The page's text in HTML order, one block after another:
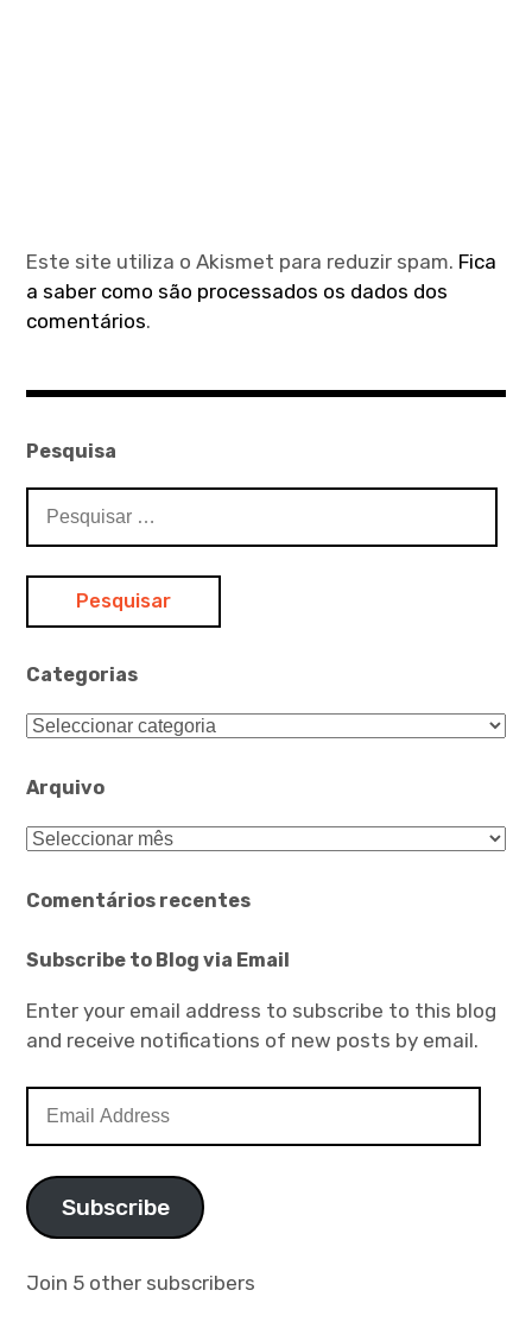
Este site utiliza o Akismet para reduzir spam. Fica
a saber como são processados os dados dos
comentários.
Pesquisa
por:
Categorias
Categorias
Arquivo
Arquivo
Comentários recentes
Subscribe to Blog via Email
Enter your email address to subscribe to this blog
and receive notifications of new posts by email.
Address
Subscribe
Join 5 other subscribers